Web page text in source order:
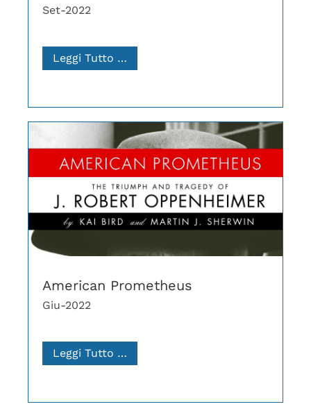
Set-2022
Leggi Tutto …
American Prometheus
Giu-2022
Leggi Tutto …